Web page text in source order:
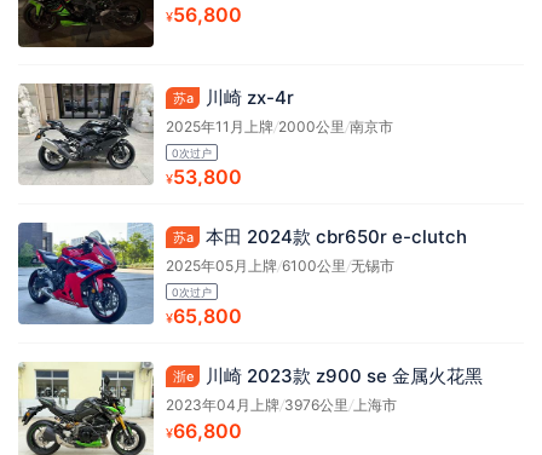
¥56,800
苏a 川崎 zx-4r
2025年11月上牌/2000公里/南京市
0次过户
¥53,800
苏a 本田 2024款 cbr650r e-clutch
2025年05月上牌/6100公里/无锡市
0次过户
¥65,800
浙e 川崎 2023款 z900 se 金属火花黑
2023年04月上牌/3976公里/上海市
¥66,800